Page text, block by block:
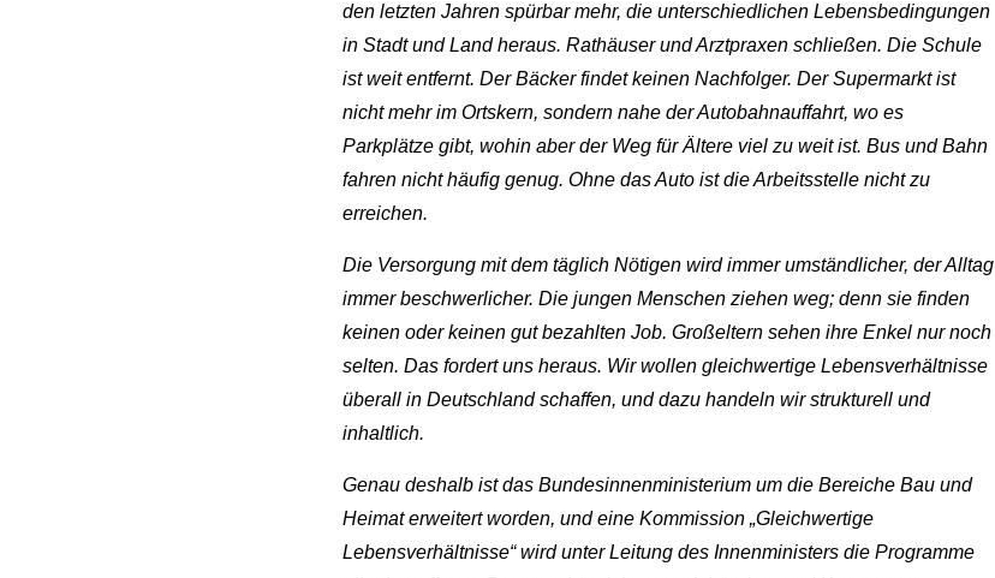
den letzten Jahren spürbar mehr, die unterschiedlichen Lebensbedingungen
in Stadt und Land heraus. Rathäuser und Arztpraxen schließen. Die Schule
ist weit entfernt. Der Bäcker findet keinen Nachfolger. Der Supermarkt ist
nicht mehr im Ortskern, sondern nahe der Autobahnauffahrt, wo es
Parkplätze gibt, wohin aber der Weg für Ältere viel zu weit ist. Bus und Bahn
fahren nicht häufig genug. Ohne das Auto ist die Arbeitsstelle nicht zu
erreichen.
Die Versorgung mit dem täglich Nötigen wird immer umständlicher, der Alltag
immer beschwerlicher. Die jungen Menschen ziehen weg; denn sie finden
keinen oder keinen gut bezahlten Job. Großeltern sehen ihre Enkel nur noch
selten. Das fordert uns heraus. Wir wollen gleichwertige Lebensverhältnisse
überall in Deutschland schaffen, und dazu handeln wir strukturell und
inhaltlich.
Genau deshalb ist das Bundesinnenministerium um die Bereiche Bau und
Heimat erweitert worden, und eine Kommission „Gleichwertige
Lebensverhältnisse“ wird unter Leitung des Innenministers die Programme